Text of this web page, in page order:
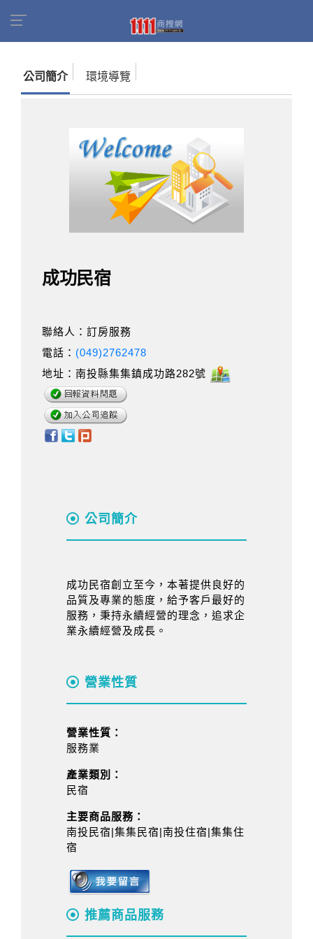
公司簡介 環境導覽
成功民宿
聯絡人：訂房服務
電話： (049)2762478
地址：南投縣集集鎮成功路282號
公司簡介
成功民宿創立至今，本著提供良好的
品質及專業的態度，給予客戶最好的
服務，秉持永續經營的理念，追求企
業永續經營及成長。
營業性質
營業性質：
服務業
產業類別：
民宿
主要商品服務：
南投民宿|集集民宿|南投住宿|集集住
宿
推薦商品服務